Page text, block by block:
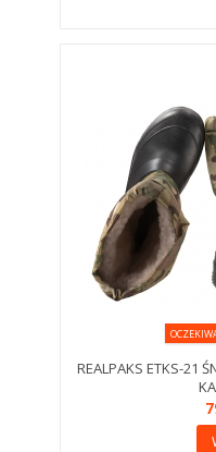
REALPAKS ETKS-21